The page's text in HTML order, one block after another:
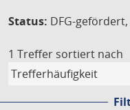
Status: DFG-
1 Treffer sortiert nach